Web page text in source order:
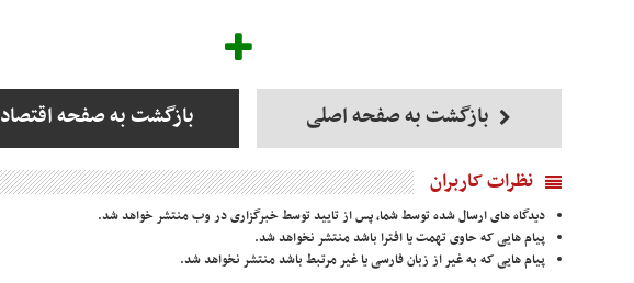
بازگشت به صفحه اصلی بازگشت به صفحه اقتصاد
نظرات کاربران
دیدگاه های ارسال شده توسط شما، پس از تایید توسط خبرگزاری در وب منتشر خواهد شد.
پیام هایی که حاوی تهمت یا افترا باشد منتشر نخواهد شد.
پیام هایی که به غیر از زبان فارسی یا غیر مرتبط باشد منتشر نخواهد شد.